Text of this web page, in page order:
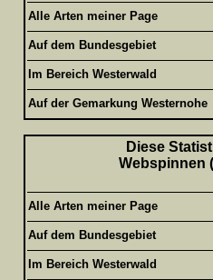
Alle Arten meiner Page
Auf dem Bundesgebiet
Im Bereich Westerwald
Auf der Gemarkung Westernohe
Diese
Webspinnen
Alle Arten meiner Page
Auf dem Bundesgebiet
Im Bereich Westerwald